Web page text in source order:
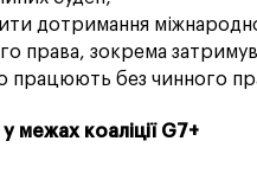
дотримання
права, зокрема
працюють без чинного
межах коаліції G7+